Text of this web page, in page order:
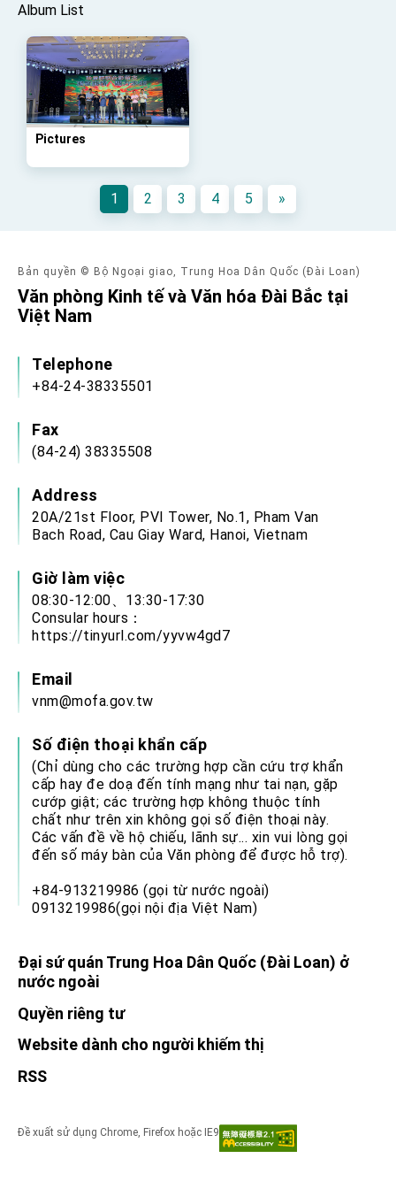
advancing Taiwan-US exchanges and
cooperation
Album List
Pictures
1 2 3 4 5 »
Bản quyền © Bộ Ngoại giao, Trung Hoa Dân Quốc (Đài Loan)
Văn phòng Kinh tế và Văn hóa Đài Bắc tại
Việt Nam
Telephone
+84-24-38335501
Fax
(84-24) 38335508
Address
20A/21st Floor, PVI Tower, No.1, Pham Van
Bach Road, Cau Giay Ward, Hanoi, Vietnam
Giờ làm việc
08:30-12:00、13:30-17:30
Consular hours：
https://tinyurl.com/yyvw4gd7
Email
vnm@mofa.gov.tw
Số điện thoại khẩn cấp
(Chỉ dùng cho các trường hợp cần cứu trợ khẩn
cấp hay đe doạ đến tính mạng như tai nạn, gặp
cướp giật; các trường hợp không thuộc tính
chất như trên xin không gọi số điện thoại này.
Các vấn đề về hộ chiếu, lãnh sự... xin vui lòng gọi
đến số máy bàn của Văn phòng để được hỗ trợ).
+84-913219986 (gọi từ nước ngoài)
0913219986(gọi nội địa Việt Nam)
Đại sứ quán Trung Hoa Dân Quốc (Đài Loan) ở
nước ngoài
Quyền riêng tư
Website dành cho người khiếm thị
RSS
Đề xuất sử dụng Chrome, Firefox hoặc IE9